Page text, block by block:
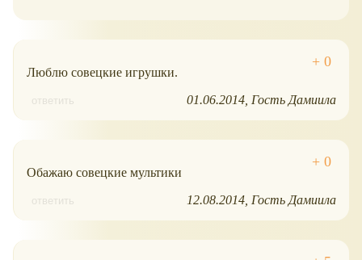
Люблю совецкие игрушки.
ответить 01.06.2014 Гость Дамиила
Обажаю совецкие мультики
ответить 12.08.2014 Гость Дамиила